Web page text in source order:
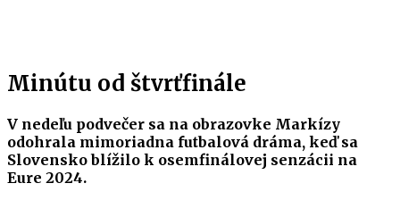
Minútu od štvrťfinále
V nedeľu podvečer sa na obrazovke Markízy
odohrala mimoriadna futbalová dráma, keď sa
Slovensko blížilo k osemfinálovej senzácii na
Eure 2024.